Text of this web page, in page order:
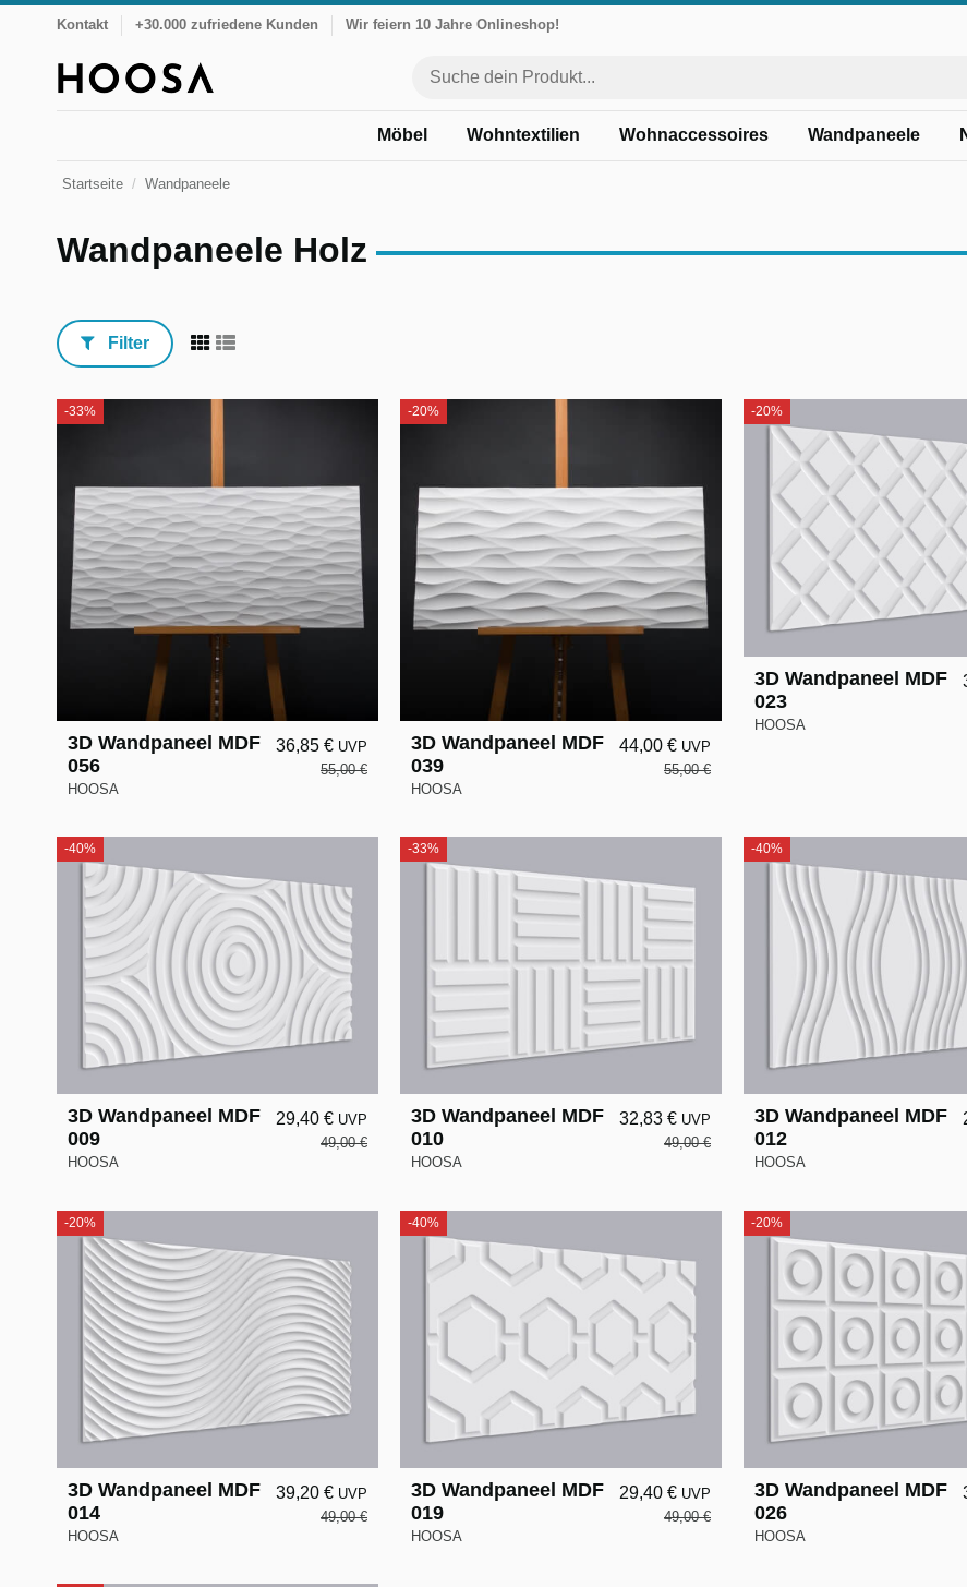
Kontakt +30.000 zufriedene Kunden Wir feiern 10 Jahre Onlineshop!
Möbel Wohntextilien Wohnaccessoires Wandpaneele
Startseite Wandpaneele
Wandpaneele Holz
Filter
-33%
3D Wandpaneel MDF
056
HOOSA
36,85 € UVP
55,00 €
-20%
3D Wandpaneel MDF
039
HOOSA
44,00 € UVP
55,00 €
-20%
3D Wandpaneel MDF
023
HOOSA
-40%
3D Wandpaneel MDF
009
HOOSA
29,40 € UVP
49,00 €
-33%
3D Wandpaneel MDF
010
HOOSA
32,83 € UVP
49,00 €
-40%
3D Wandpaneel MDF
012
HOOSA
-20%
3D Wandpaneel MDF
014
HOOSA
39,20 € UVP
49,00 €
-40%
3D Wandpaneel MDF
019
HOOSA
29,40 € UVP
49,00 €
-20%
3D Wandpaneel MDF
026
HOOSA